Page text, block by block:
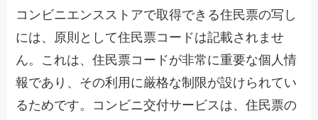
コンビニエンスストアで取得できる住民票の写し
には、原則として住民票コードは記載されませ
ん。これは、住民票コードが非常に重要な個人情
報であり、その利用に厳格な制限が設けられてい
るためです。コンビニ交付サービスは、住民票の